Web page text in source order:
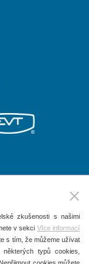
zkušenosti s našimi
v sekci Více informací
s tím, že můžeme užívat
typů cookies,